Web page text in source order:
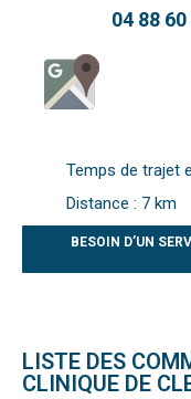
04 88
Temps de trajet
Distance : 7 km
BESOIN D’UN
LISTE DES
CLINIQUE DE